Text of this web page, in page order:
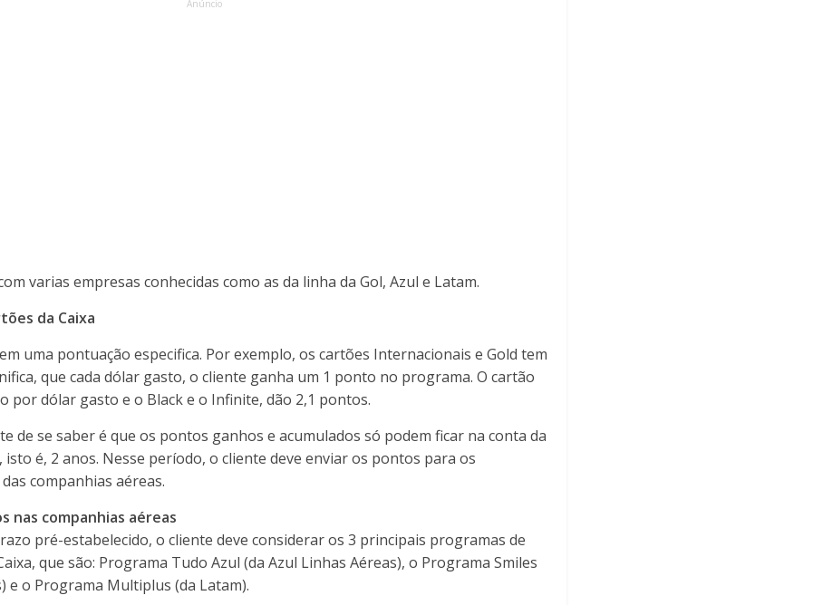
Anúncio
varias empresas conhecidas como as da linha da Gol, Azul e Latam.
da Caixa
uma pontuação especifica. Por exemplo, os cartões Internacionais e Gold tem
que cada dólar gasto, o cliente ganha um 1 ponto no programa. O cartão
por dólar gasto e o Black e o Infinite, dão 2,1 pontos.
de se saber é que os pontos ganhos e acumulados só podem ficar na conta da
isto é, 2 anos. Nesse período, o cliente deve enviar os pontos para os
companhias aéreas.
nas companhias aéreas
pré-estabelecido, o cliente deve considerar os 3 principais programas de
que são: Programa Tudo Azul (da Azul Linhas Aéreas), o Programa Smiles
e o Programa Multiplus (da Latam).